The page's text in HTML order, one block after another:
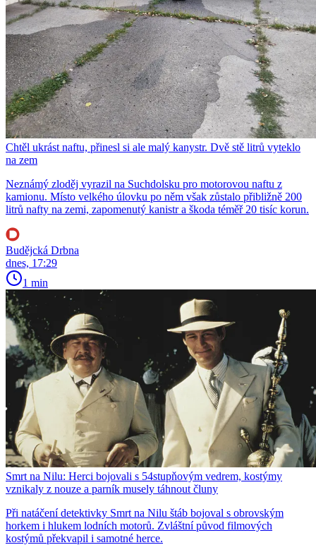
Chtěl ukrást naftu, přinesl si ale malý kanystr. Dvě stě litrů vyteklo
na zem
Neznámý zloděj vyrazil na Suchdolsku pro motorovou naftu z
kamionu. Místo velkého úlovku po něm však zůstalo přibližně 200
litrů nafty na zemi, zapomenutý kanistr a škoda téměř 20 tisíc korun.
Budějcká Drbna
dnes, 17:29
1 min
Smrt na Nilu: Herci bojovali s 54stupňovým vedrem, kostýmy
vznikaly z nouze a parník musely táhnout čluny
Při natáčení detektivky Smrt na Nilu štáb bojoval s obrovským
horkem i hlukem lodních motorů. Zvláštní původ filmových
kostýmů překvapil i samotné herce.